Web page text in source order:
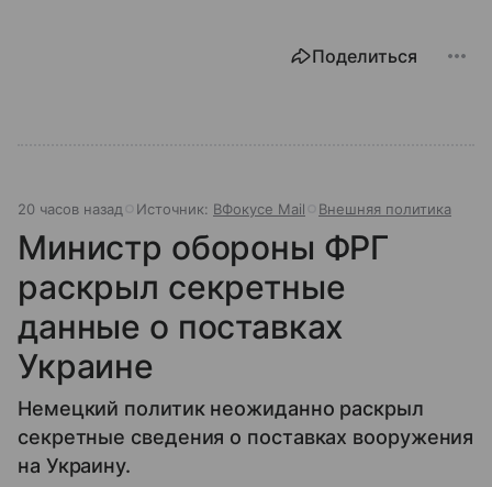
Поделиться
20 часов назад Источник: ВФокусе Mail Внешняя политика
Министр обороны ФРГ
раскрыл секретные
данные о поставках
Украине
Немецкий политик неожиданно раскрыл
секретные сведения о поставках вооружения
на Украину.